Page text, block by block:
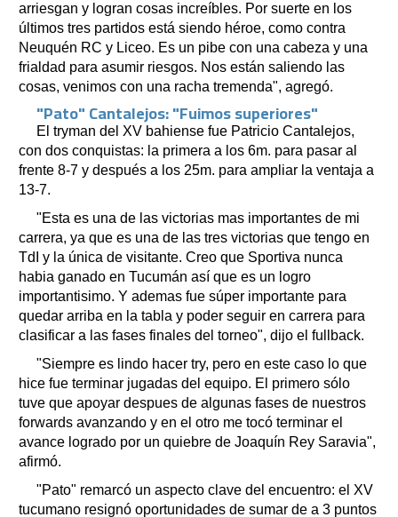
arriesgan y logran cosas increíbles. Por suerte en los
últimos tres partidos está siendo héroe, como contra
Neuquén RC y Liceo. Es un pibe con una cabeza y una
frialdad para asumir riesgos. Nos están saliendo las
cosas, venimos con una racha tremenda", agregó.
"Pato" Cantalejos: "Fuimos superiores"
El tryman del XV bahiense fue Patricio Cantalejos,
con dos conquistas: la primera a los 6m. para pasar al
frente 8-7 y después a los 25m. para ampliar la ventaja a
13-7.
"Esta es una de las victorias mas importantes de mi
carrera, ya que es una de las tres victorias que tengo en
TdI y la única de visitante. Creo que Sportiva nunca
habia ganado en Tucumán así que es un logro
importantisimo. Y ademas fue súper importante para
quedar arriba en la tabla y poder seguir en carrera para
clasificar a las fases finales del torneo", dijo el fullback.
"Siempre es lindo hacer try, pero en este caso lo que
hice fue terminar jugadas del equipo. El primero sólo
tuve que apoyar despues de algunas fases de nuestros
forwards avanzando y en el otro me tocó terminar el
avance logrado por un quiebre de Joaquín Rey Saravia",
afirmó.
"Pato" remarcó un aspecto clave del encuentro: el XV
tucumano resignó oportunidades de sumar de a 3 puntos